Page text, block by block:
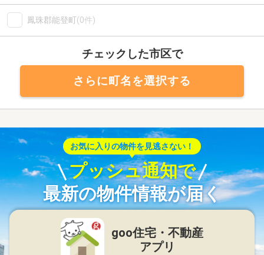
鳳珠郡能登町(0件)
チェックした市区で
さらに町名を選択する
お気に入りの物件を見逃さない！
プッシュ通知で
最新の物件情報が届く
goo住宅・不動産
アプリ